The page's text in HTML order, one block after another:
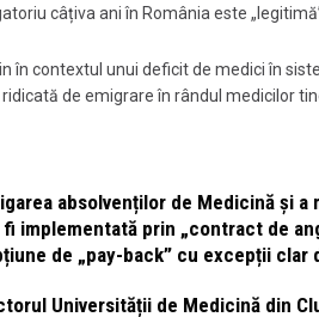
câțiva ani în România este
în contextul unui deficit de medici în
de emigrare în rândul medicilor
absolvenților de Medicină și
fi implementată prin „contract de
de „pay-back” cu excepții
Universității de Medicină din